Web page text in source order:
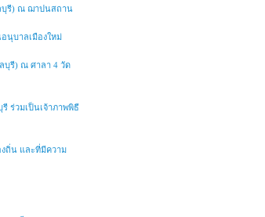
บุรี) ณ ฌาปนสถาน
นุบาลเมืองใหม่
บุรี) ณ ศาลา 4 วัด
ร่วมเป็นเจ้าภาพพิธี
งถิ่น และที่มีความ